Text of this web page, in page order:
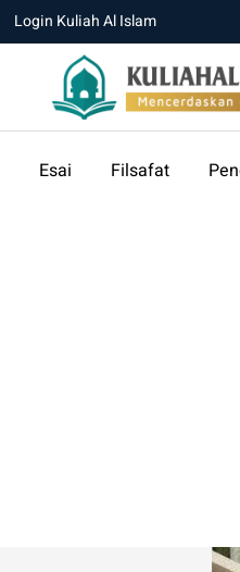
Login Kuliah Al Islam
Esai Filsafat